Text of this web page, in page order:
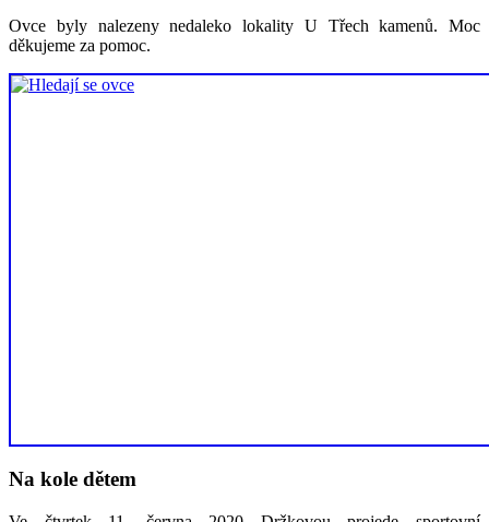
Ovce byly nalezeny nedaleko lokality U Třech kamenů. Moc
děkujeme za pomoc.
Na kole dětem